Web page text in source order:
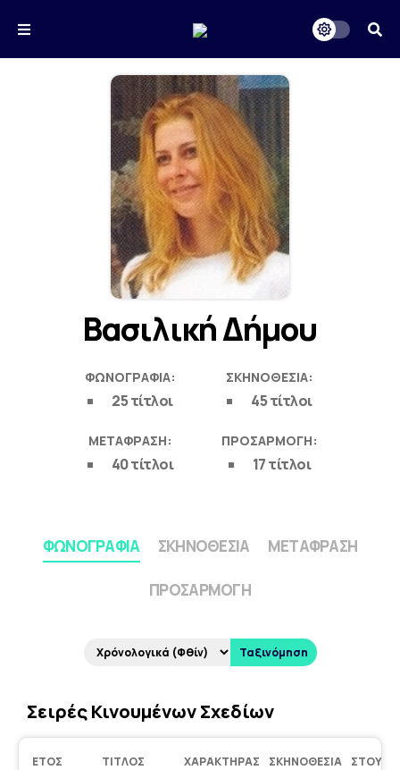
Βασιλική Δήμου
ΦΩΝΟΓΡΑΦΊΑ:
25 τίτλοι
ΣΚΗΝΟΘΕΣΊΑ:
45 τίτλοι
ΜΕΤΆΦΡΑΣΗ:
40 τίτλοι
ΠΡΟΣΑΡΜΟΓΉ:
17 τίτλοι
ΦΩΝΟΓΡΑΦΊΑ ΣΚΗΝΟΘΕΣΊΑ ΜΕΤΆΦΡΑΣΗ
ΠΡΟΣΑΡΜΟΓΉ
Ταξινόμηση
Σειρές Κινουμένων Σχεδίων
ΈΤΟΣ ΤΊΤΛΟΣ ΧΑΡΑΚΤΉΡΑΣ ΣΚΗΝΟΘΕΣΊΑ